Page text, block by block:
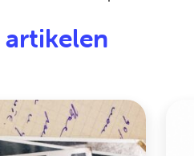
artikelen